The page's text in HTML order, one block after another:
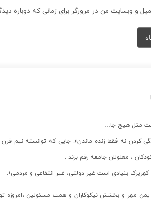
و وبسایت من در مرورگر برای زمانی که دوباره
مثل هیچ جا…
کردن نه فقط زنده ماندن». جایی که توانسته نیم
، معلولان جامعه رقم بزند .
بنیادی است غیر دولتی، غیر انتفاعی و مردمی».
مهر و بخشش نیکوکاران و همت مسئولین ،امروزه